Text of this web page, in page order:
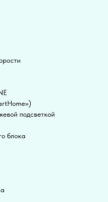
подсветкой
блока